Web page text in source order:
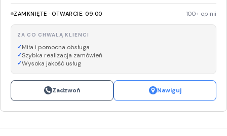
ZAMKNIĘTE · OTWARCIE: 09:00 100+ opinii
ZA CO CHWALĄ KLIENCI
Miła i pomocna obsługa
Szybka realizacja zamówień
Wysoka jakość usług
Zadzwoń Nawiguj